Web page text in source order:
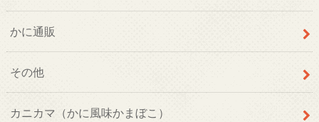
かに通販
その他
カニカマ（かに風味かまぼこ）